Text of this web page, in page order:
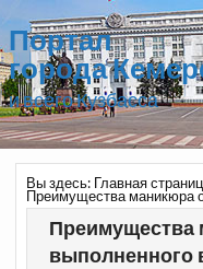
Портал
города
и всего Кузбасса
Вы здесь: Главная
Преимущества маникюра
Преимущества
выполненного